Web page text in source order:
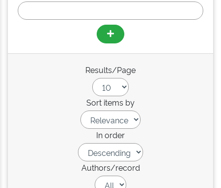
Results/Page
Sort items by
In order
Authors/record